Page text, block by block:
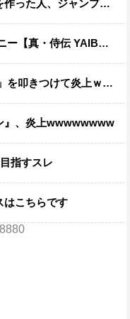
にブロックされてお気持ち表明
【真・侍伝 YAIBA】
けて炎上ｗｗｗｗｗｗｗｗ
』、炎上wwwwwwww
指すスレ
はこちらです